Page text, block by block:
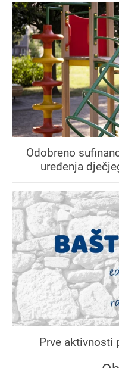
Odobreno
uređenja
Prve aktivnosti